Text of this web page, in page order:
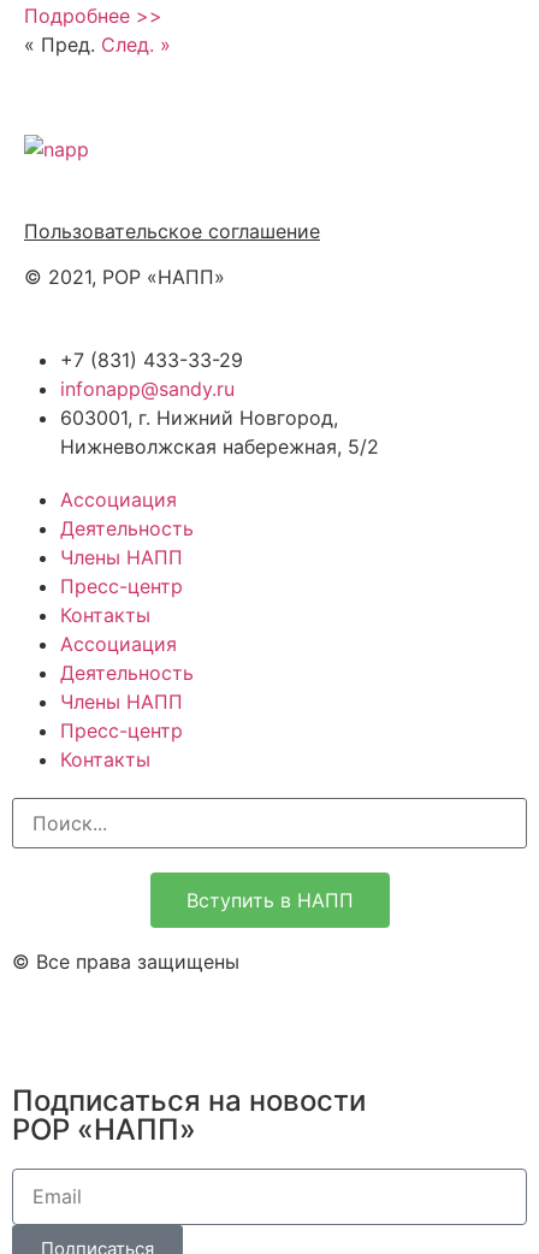
Подробнее >>
« Пред. След. »
Пользовательское соглашение
© 2021, РОР «НАПП»
+7 (831) 433-33-29
infonapp@sandy.ru
603001, г. Нижний Новгород,
Нижневолжская набережная, 5/2
Ассоциация
Деятельность
Члены НАПП
Пресс-центр
Контакты
Ассоциация
Деятельность
Члены НАПП
Пресс-центр
Контакты
Вступить в НАПП
© Все права защищены
Подписаться на новости
РОР «НАПП»
Подписаться